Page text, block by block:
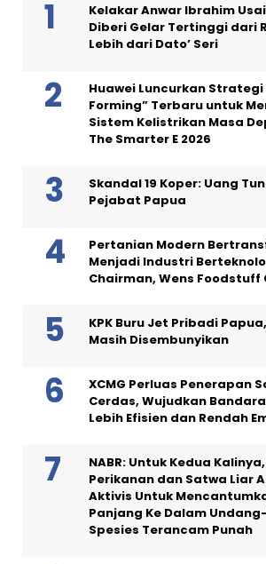
Kelakar Anwar Ibrahim
Diberi Gelar Tertinggi dari
Lebih dari Dato’ Seri
Huawei Luncurkan Strategi
Forming” Terbaru untuk
Sistem Kelistrikan Masa
The Smarter E 2026
Skandal 19 Koper: Uang
Pejabat Papua
Pertanian Modern
Menjadi Industri
Chairman, Wens Foodstuff
KPK Buru Jet Pribadi
Masih Disembunyikan
XCMG Perluas Penerapan
Cerdas, Wujudkan
Lebih Efisien dan Rendah
NABR: Untuk Kedua
Perikanan dan Satwa Liar
Aktivis Untuk
Panjang Ke Dalam
Spesies Terancam Punah